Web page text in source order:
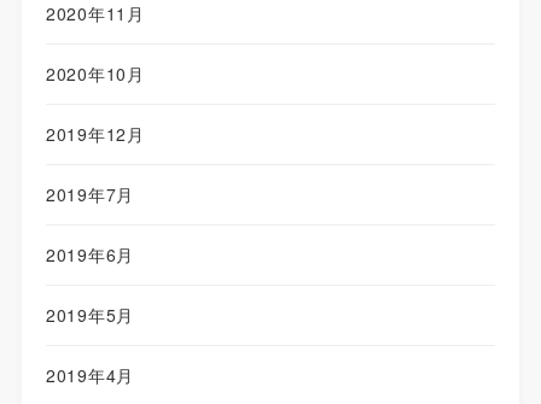
2020年11月
2020年10月
2019年12月
2019年7月
2019年6月
2019年5月
2019年4月